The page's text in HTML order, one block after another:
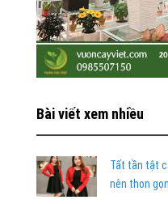
Bài viết xem nhiều
Tất tần tật
nên thon gọn